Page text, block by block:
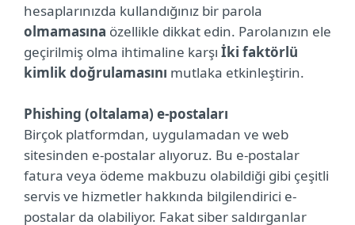
hesaplarınızda kullandığınız bir parola
olmamasına özellikle dikkat edin. Parolanızın ele
geçirilmiş olma ihtimaline karşı İki faktörlü
kimlik doğrulamasını mutlaka etkinleştirin.
Phishing (oltalama) e-postaları
Birçok platformdan, uygulamadan ve web
sitesinden e-postalar alıyoruz. Bu e-postalar
fatura veya ödeme makbuzu olabildiği gibi çeşitli
servis ve hizmetler hakkında bilgilendirici e-
postalar da olabiliyor. Fakat siber saldırganlar